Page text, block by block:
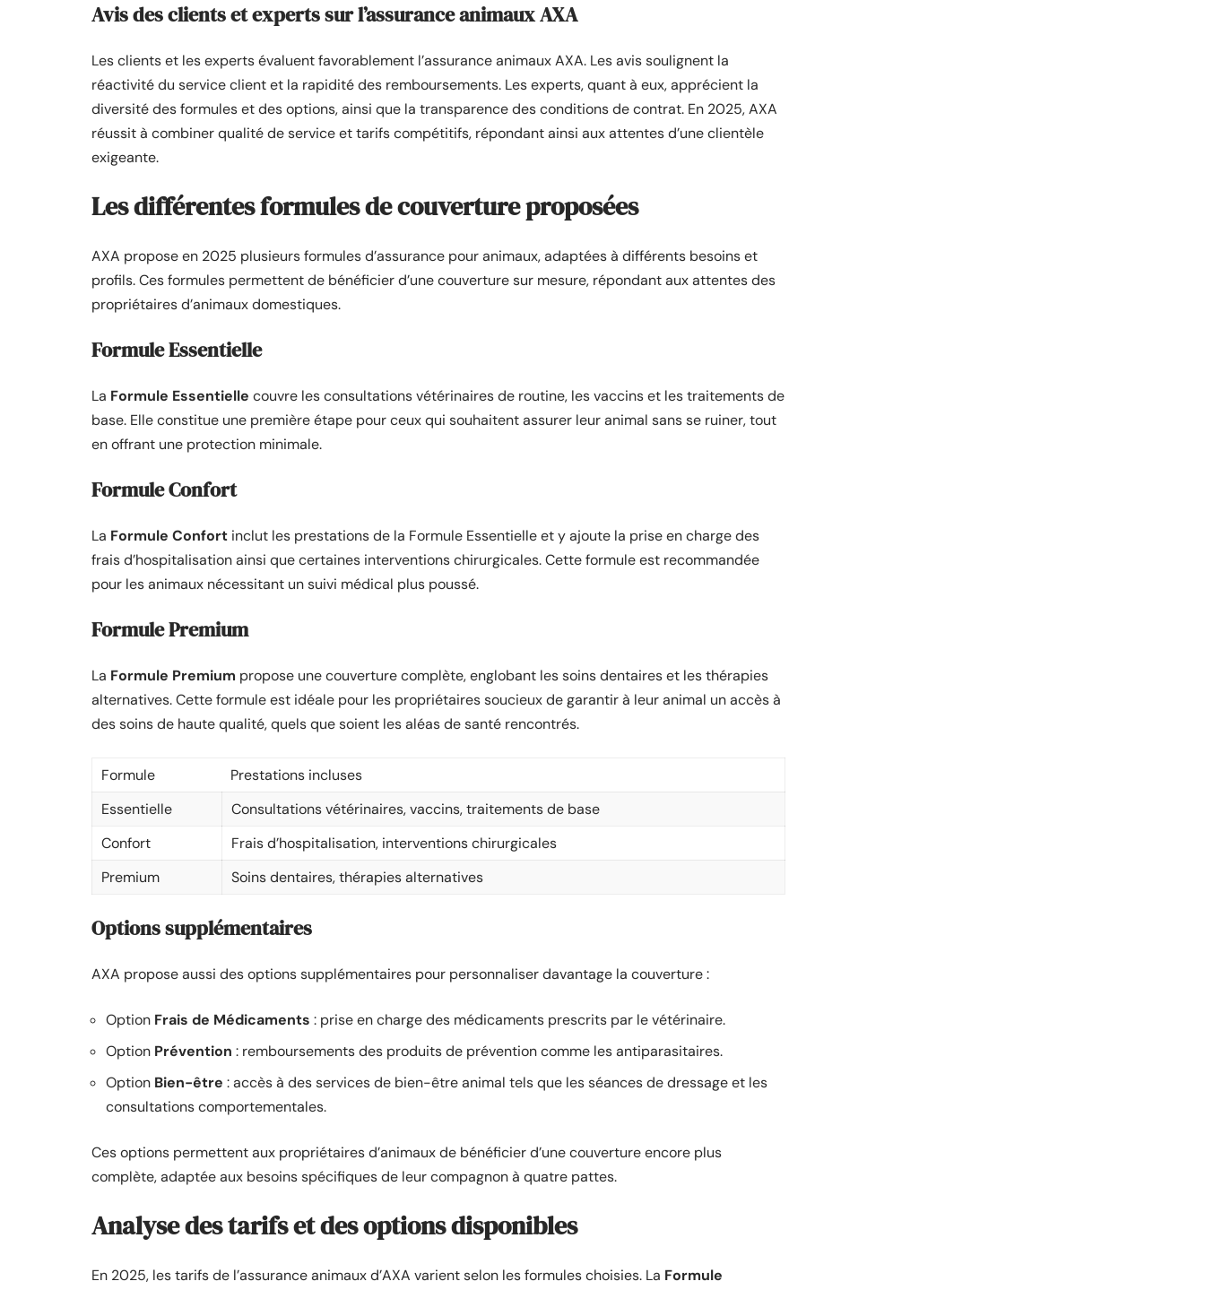
Avis des clients et experts sur l’assurance animaux AXA
Les clients et les experts évaluent favorablement l’assurance animaux AXA. Les avis soulignent la
réactivité du service client et la rapidité des remboursements. Les experts, quant à eux, apprécient la
diversité des formules et des options, ainsi que la transparence des conditions de contrat. En 2025, AXA
réussit à combiner qualité de service et tarifs compétitifs, répondant ainsi aux attentes d’une clientèle
exigeante.
Les différentes formules de couverture proposées
AXA propose en 2025 plusieurs formules d’assurance pour animaux, adaptées à différents besoins et
profils. Ces formules permettent de bénéficier d’une couverture sur mesure, répondant aux attentes des
propriétaires d’animaux domestiques.
Formule Essentielle
La Formule Essentielle couvre les consultations vétérinaires de routine, les vaccins et les traitements de
base. Elle constitue une première étape pour ceux qui souhaitent assurer leur animal sans se ruiner, tout
en offrant une protection minimale.
Formule Confort
La Formule Confort inclut les prestations de la Formule Essentielle et y ajoute la prise en charge des
frais d’hospitalisation ainsi que certaines interventions chirurgicales. Cette formule est recommandée
pour les animaux nécessitant un suivi médical plus poussé.
Formule Premium
La Formule Premium propose une couverture complète, englobant les soins dentaires et les thérapies
alternatives. Cette formule est idéale pour les propriétaires soucieux de garantir à leur animal un accès à
des soins de haute qualité, quels que soient les aléas de santé rencontrés.
Formule
Prestations incluses
Essentielle
Consultations vétérinaires, vaccins, traitements de base
Confort
Frais d’hospitalisation, interventions chirurgicales
Premium
Soins dentaires, thérapies alternatives
Options supplémentaires
AXA propose aussi des options supplémentaires pour personnaliser davantage la couverture :
Option Frais de Médicaments : prise en charge des médicaments prescrits par le vétérinaire.
Option Prévention : remboursements des produits de prévention comme les antiparasitaires.
Option Bien-être : accès à des services de bien-être animal tels que les séances de dressage et les
consultations comportementales.
Ces options permettent aux propriétaires d’animaux de bénéficier d’une couverture encore plus
complète, adaptée aux besoins spécifiques de leur compagnon à quatre pattes.
Analyse des tarifs et des options disponibles
En 2025, les tarifs de l’assurance animaux d’AXA varient selon les formules choisies. La Formule